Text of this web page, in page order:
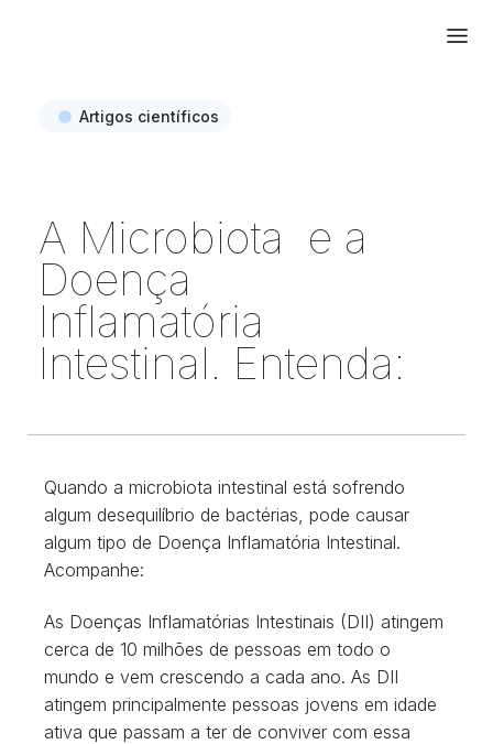
Artigos científicos
A Microbiota e a
Doença
Inflamatória
Intestinal. Entenda:
Quando a microbiota intestinal está sofrendo
algum desequilíbrio de bactérias, pode causar
algum tipo de Doença Inflamatória Intestinal.
Acompanhe:
As Doenças Inflamatórias Intestinais (DII) atingem
cerca de 10 milhões de pessoas em todo o
mundo e vem crescendo a cada ano. As DII
atingem principalmente pessoas jovens em idade
ativa que passam a ter de conviver com essa